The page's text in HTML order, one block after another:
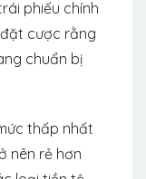
phiếu chính
cược rằng
chuẩn bị
thấp nhất
nên rẻ hơn